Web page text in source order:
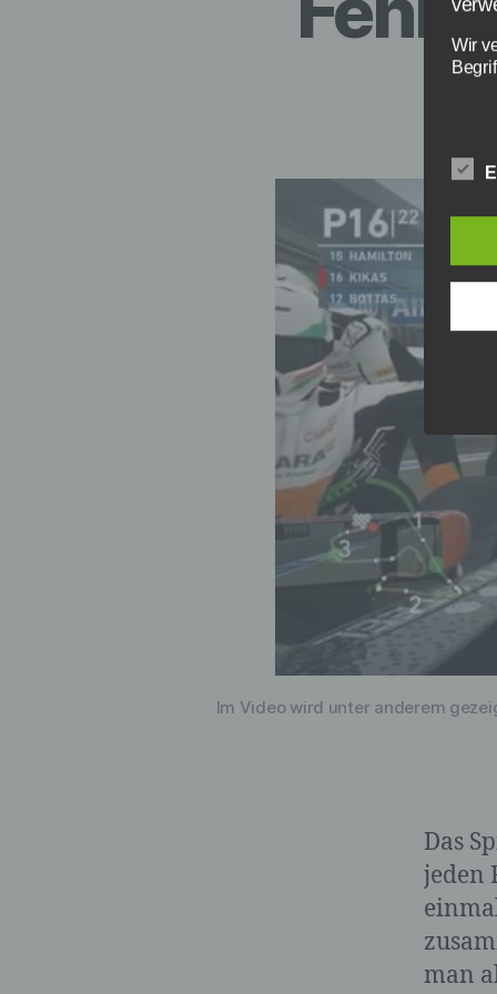
Im Video wird unter anderem
Das
jeden
man
Wir